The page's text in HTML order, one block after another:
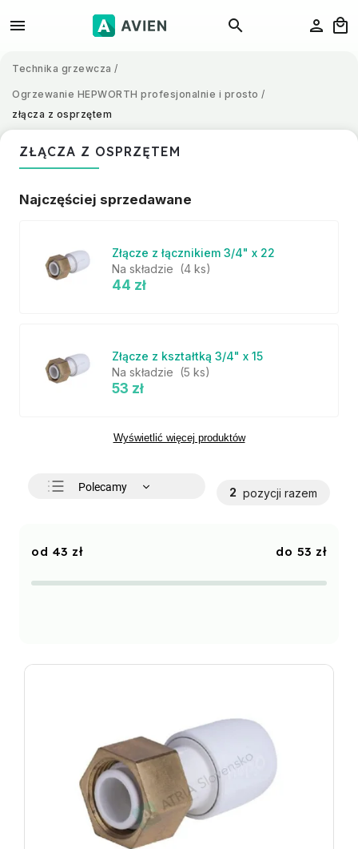
Technika grzewcza /
Ogrzewanie HEPWORTH profesjonalnie i prosto /
złącza z osprzętem
ZŁĄCZA Z OSPRZĘTEM
Najczęściej sprzedawane
Złącze z łącznikiem 3/4" x 22
Na składzie (4 ks)
44 zł
Złącze z kształtką 3/4" x 15
Na składzie (5 ks)
53 zł
Wyświetlić więcej produktów
Polecamy
Alfabetycznie
2 pozycji razem
43 zł 53 zł